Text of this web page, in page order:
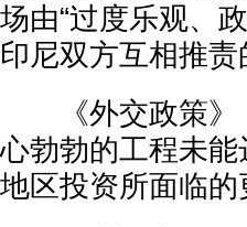
场由“过度乐观、
印尼双方互相推责
《外交政策》
心勃勃的工程未
地区投资所面临的